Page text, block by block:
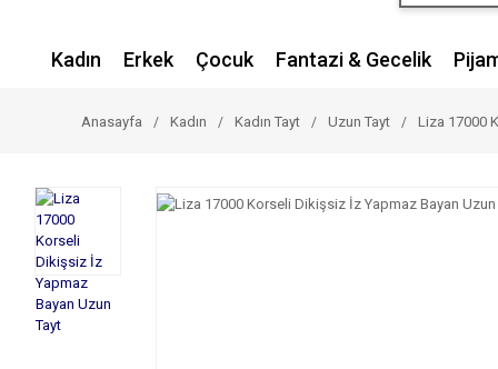
Kadın Erkek Çocuk Fantazi & Gecelik
Anasayfa Kadın Kadın Tayt Uzun Tayt Liza 17000